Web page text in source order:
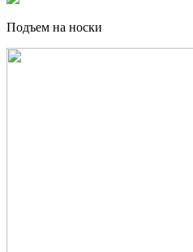
Подъем на носки